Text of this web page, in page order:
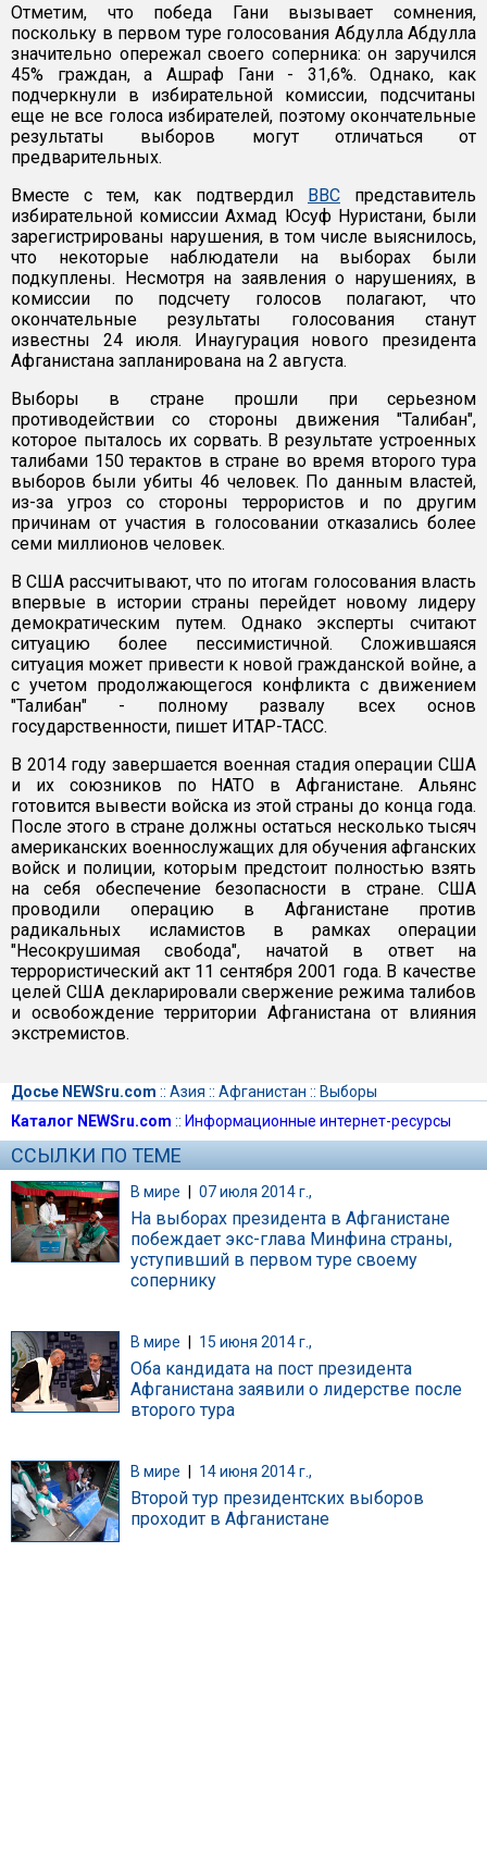
Отметим, что победа Гани вызывает сомнения,
поскольку в первом туре голосования Абдулла Абдулла
значительно опережал своего соперника: он заручился
45% граждан, а Ашраф Гани - 31,6%. Однако, как
подчеркнули в избирательной комиссии, подсчитаны
еще не все голоса избирателей, поэтому окончательные
результаты выборов могут отличаться от
предварительных.
Вместе с тем, как подтвердил BBC представитель
избирательной комиссии Ахмад Юсуф Нуристани, были
зарегистрированы нарушения, в том числе выяснилось,
что некоторые наблюдатели на выборах были
подкуплены. Несмотря на заявления о нарушениях, в
комиссии по подсчету голосов полагают, что
окончательные результаты голосования станут
известны 24 июля. Инаугурация нового президента
Афганистана запланирована на 2 августа.
Выборы в стране прошли при серьезном
противодействии со стороны движения "Талибан",
которое пыталось их сорвать. В результате устроенных
талибами 150 терактов в стране во время второго тура
выборов были убиты 46 человек. По данным властей,
из-за угроз со стороны террористов и по другим
причинам от участия в голосовании отказались более
семи миллионов человек.
В США рассчитывают, что по итогам голосования власть
впервые в истории страны перейдет новому лидеру
демократическим путем. Однако эксперты считают
ситуацию более пессимистичной. Сложившаяся
ситуация может привести к новой гражданской войне, а
с учетом продолжающегося конфликта с движением
"Талибан" - полному развалу всех основ
государственности, пишет ИТАР-ТАСС.
В 2014 году завершается военная стадия операции США
и их союзников по НАТО в Афганистане. Альянс
готовится вывести войска из этой страны до конца года.
После этого в стране должны остаться несколько тысяч
американских военнослужащих для обучения афганских
войск и полиции, которым предстоит полностью взять
на себя обеспечение безопасности в стране. США
проводили операцию в Афганистане против
радикальных исламистов в рамках операции
"Несокрушимая свобода", начатой в ответ на
террористический акт 11 сентября 2001 года. В качестве
целей США декларировали свержение режима талибов
и освобождение территории Афганистана от влияния
экстремистов.
Досье NEWSru.com :: Азия :: Афганистан :: Выборы
Каталог NEWSru.com :: Информационные интернет-ресурсы
ССЫЛКИ ПО ТЕМЕ
В мире | 07 июля 2014 г.,
На выборах президента в Афганистане
побеждает экс-глава Минфина страны,
уступивший в первом туре своему
сопернику
В мире 15 июня 2014 г.,
Оба кандидата на пост президента
Афганистана заявили о лидерстве после
второго тура
В мире 14 июня 2014 г.,
Второй тур президентских выборов
проходит в Афганистане